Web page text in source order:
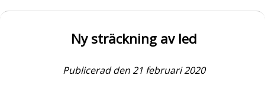
Ny sträckning av led
Publicerad den 21 februari 2020